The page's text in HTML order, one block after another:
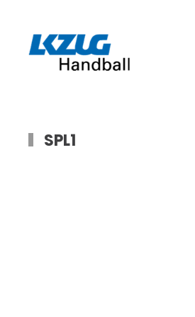
Zum Hauptinhalt springen
SPL1